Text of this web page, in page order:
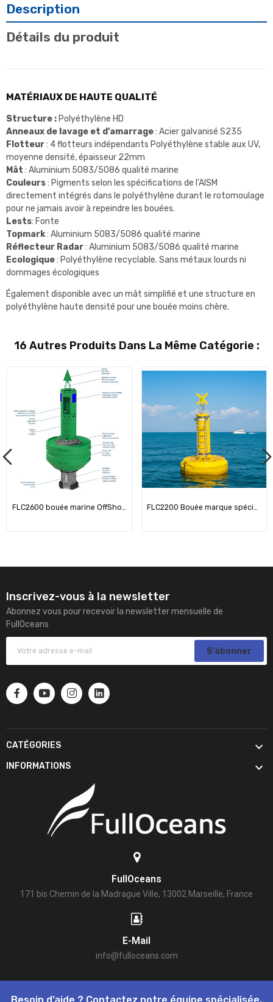
Description
Détails du produit
MATÉRIAUX DE HAUTE QUALITÉ
Structure : Polyéthylène HD
Anneaux de lavage et d’amarrage: Acier galvanisé S235
Flotteur: 4 flotteurs indépendants Polyéthylène stable aux UV,
moyenne densité, épaisseur 22mm
Mât : Aluminium 5083/5086 qualité marine
Couleurs: Pigments selon les spécifications de l'AISM
directement intégrés dans le polyéthylène durant le rotomoulage
pour ne jamais avoir à repeindre les bouées.
Lests: Fonte
Topmark: Aluminium 5083/5086 qualité marine
Réflecteur Radar: Aluminium 5083/5086 qualité marine
Ecologique: Polyéthylène recyclable. Sans métaux lourds ni
dommages écologiques
Également disponible avec un mât simplifié et une structure en
polyéthylène haute densité pour une bouée moins chère.
16 Autres Produits Dans La Même Catégorie :
Inscrivez-vous à la newsletter
Abonnez vous pour recevoir la newsletter mensuelle de
FullOceans
S’abonner
CATÉGORIES 
INFORMATIONS 
FullOceans
171 bis Chemin de la Madrague Ville, 13002 Marseille, France
E-Mail
info@fulloceans.com